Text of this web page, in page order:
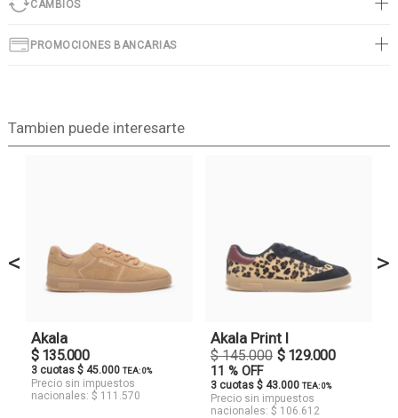
CAMBIOS
PROMOCIONES BANCARIAS
Tambien puede interesarte
<
Akala
$ 135.000
3 cuotas $ 45.000 TEA: 0%
Precio sin impuestos
nacionales: $ 111.570
Akala Print I
$ 145.000 $ 129.000
11 % OFF
3 cuotas $ 43.000 TEA: 0%
Precio sin impuestos
nacionales: $ 106.612
>